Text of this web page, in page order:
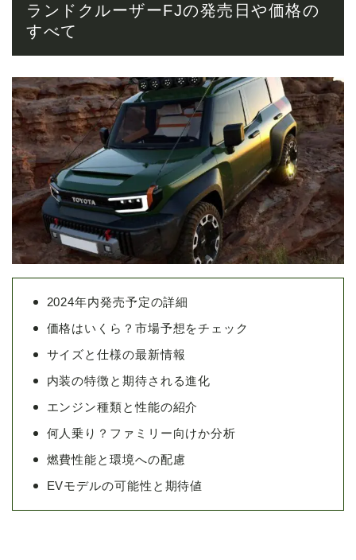
ランドクルーザーFJの発売日や価格の
すべて
2024年内発売予定の詳細
価格はいくら？市場予想をチェック
サイズと仕様の最新情報
内装の特徴と期待される進化
エンジン種類と性能の紹介
何人乗り？ファミリー向けか分析
燃費性能と環境への配慮
EVモデルの可能性と期待値